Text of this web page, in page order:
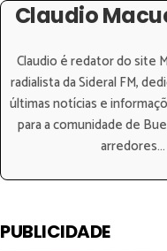
Claudio
Claudio é redator do site
radialista da Sideral FM,
últimas notícias e
para a comunidade de
arredores...
PUBLICIDADE